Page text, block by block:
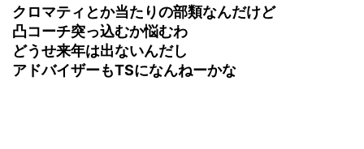
クロマティとか当たりの部類なんだけど
凸コーチ突っ込むか悩むわ
どうせ来年は出ないんだし
アドバイザーもTSになんねーかな